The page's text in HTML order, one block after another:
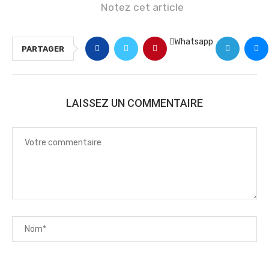
Notez cet article
PARTAGER
Whatsapp
LAISSEZ UN COMMENTAIRE